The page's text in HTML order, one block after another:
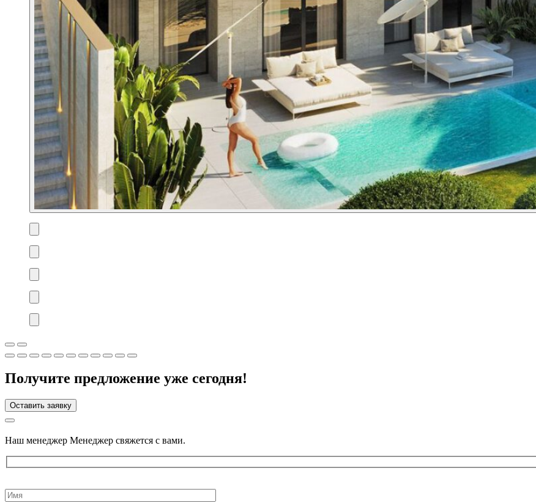
Получите предложение уже сегодня!
Оставить заявку
Наш менеджер Менеджер свяжется с вами.